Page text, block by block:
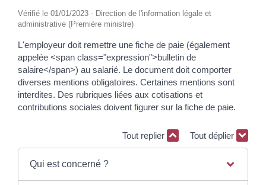
Vérifié le 01/01/2023 - Direction de l'information légale et
administrative (Première ministre)
L'employeur doit remettre une fiche de paie (également
appelée <span class="expression">bulletin de
salaire</span>) au salarié. Le document doit comporter
diverses mentions obligatoires. Certaines mentions sont
interdites. Des rubriques liées aux cotisations et
contributions sociales doivent figurer sur la fiche de paie.
Tout replier Tout déplier
Qui est concerné ?